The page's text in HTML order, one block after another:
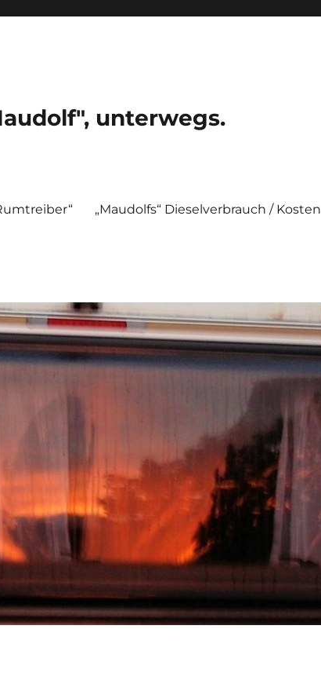
unterwegs.
„Maudolfs“ Dieselverbrauch / Kosten